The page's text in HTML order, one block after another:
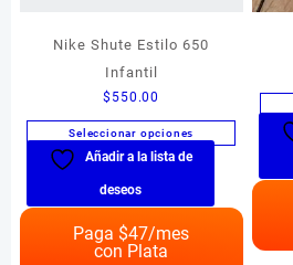
Nike Shute Estilo 650
Infantil
$ 550.00
Seleccionar opciones
Este
tiene
múltiples
variantes.
Añadir a la lista de
deseos
Paga $47/mes
con Plata